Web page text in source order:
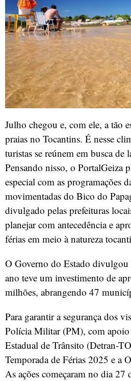
Julho chegou e, com ele, a tão
praias no Tocantins. É nesse
turistas se reúnem em busca de
Pensando nisso, o PortalGeiza
especial com as programações
movimentadas do Bico do
divulgado pelas prefeituras
planejar com antecedência e
férias em meio à natureza
O Governo do Estado divulgou
ano teve um investimento de
milhões, abrangendo 47
Para garantir a segurança dos
Polícia Militar (PM), com apoio
Estadual de Trânsito (Detran-
Temporada de Férias 2025 e a
As ações começaram no dia 27